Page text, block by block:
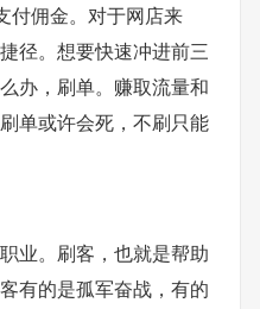
付佣金。对于网店来
径。想要快速冲进前三
办，刷单。赚取流量和
单或许会死，不刷只能
业。刷客，也就是帮助
有的是孤军奋战，有的